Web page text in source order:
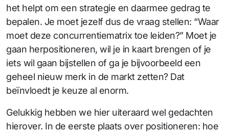
het helpt om een strategie en daarmee gedrag te
bepalen. Je moet jezelf dus de vraag stellen: “Waar
moet deze concurrentiematrix toe leiden?” Moet je
gaan herpositioneren, wil je in kaart brengen of je
iets wil gaan bijstellen of ga je bijvoorbeeld een
geheel nieuw merk in de markt zetten? Dat
beïnvloedt je keuze al enorm.
Gelukkig hebben we hier uiteraard wel gedachten
hierover. In de eerste plaats over positioneren: hoe